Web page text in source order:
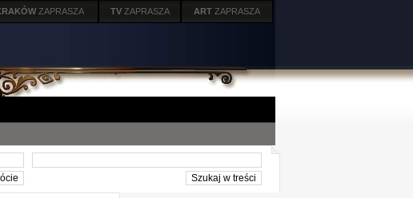
ZAPRASZA TV ZAPRASZA ART ZAPRASZA